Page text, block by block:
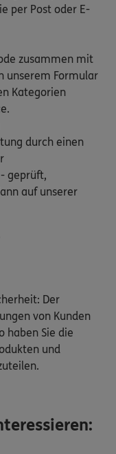
per Post oder E-
zusammen mit
unserem Formular
Kategorien
durch einen
geprüft,
auf unserer
Der
von Kunden
haben Sie die
und